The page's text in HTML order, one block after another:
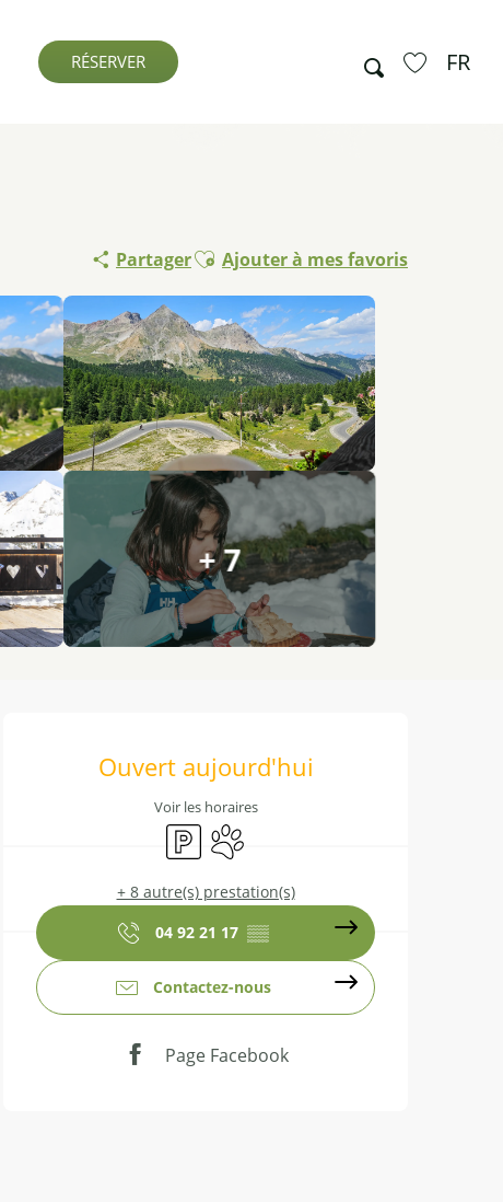
Recherche FR
RÉSERVER
PartagerAjouter aux favoris
Ajouter à mes favoris
+ 7
Ouvert aujourd'hui
Voir les horaires
ParkingAnimaux acceptés
+ 8 autre(s) prestation(s)
04 92 21 17 ▒▒
Contactez-nous
Page Facebook